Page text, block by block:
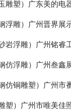
玉雕塑）广东美的
浮雕）广州晋界展
岩浮雕）广州铭睿
仿浮雕）广州叁鑫
仿铜雕塑）广州市
塑）广州市唯美佳